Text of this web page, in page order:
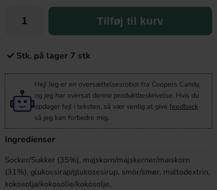
Tilføj til kurv
Stk. på lager 7 stk
Hej! Jeg er en oversættelsesrobot fra Coopers Candy,
og jeg har oversat denne produktbeskrivelse. Hvis du
opdager fejl i teksten, så vær venlig at give feedback
så jeg kan forbedre mig.
Ingredienser
Socker/Sukker (35%), majskorn/majskerner/maiskorn
(31%), glukossirap/glukosesirup, smör/smør, maltodextrin,
kokosolja/kokosolie/kokosolje,